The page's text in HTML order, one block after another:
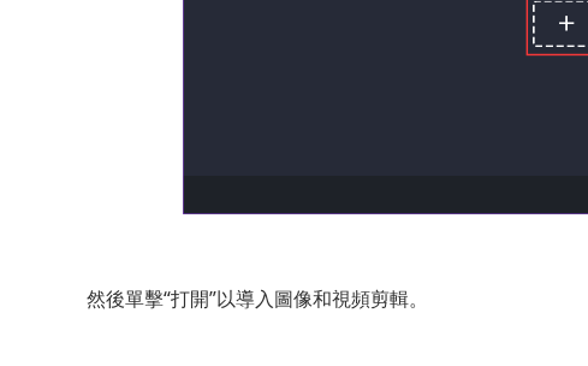
然後單擊“打開”以導入圖像和視頻剪輯。